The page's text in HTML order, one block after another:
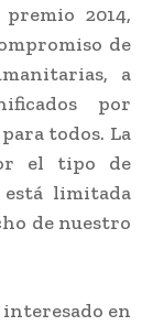
2014,
de
a
por
todos. La
el tipo de
limitada
de nuestro
en